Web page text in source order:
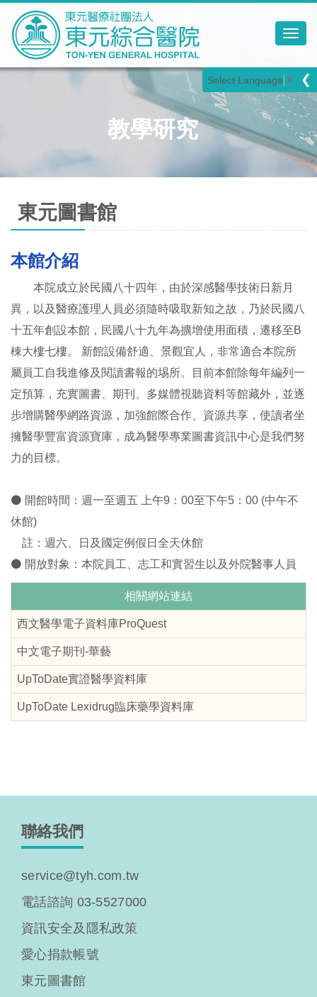
Select Language ▼ ❮
教學研究
東元圖書館
本館介紹
本院成立於民國八十四年，由於深感醫學技術日新月
異，以及醫療護理人員必須隨時吸取新知之故，乃於民國八
十五年創設本館，民國八十九年為擴增使用面積，遷移至B
棟大樓七樓。 新館設備舒適、景觀宜人，非常適合本院所
屬員工自我進修及閱讀書報的埸所。目前本館除每年編列一
定預算，充實圖書、期刊、多媒體視聽資料等館藏外，並逐
步增購醫學網路資源，加強館際合作、資源共享，使讀者坐
擁醫學豐富資源寶庫，成為醫學專業圖書資訊中心是我們努
力的目標。
⚫ 開館時間：週一至週五 上午9：00至下午5：00 (中午不
休館)
註：週六、日及國定例假日全天休館
⚫ 開放對象：本院員工、志工和實習生以及外院醫事人員
相關網站連結
西文醫學電子資料庫ProQuest
中文電子期刊-華藝
UpToDate實證醫學資料庫
UpToDate Lexidrug臨床藥學資料庫
聯絡我們
service@tyh.com.tw
電話諮詢 03-5527000
資訊安全及隱私政策
愛心捐款帳號
東元圖書館